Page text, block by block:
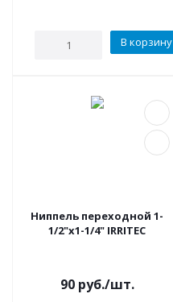
В корзину
Ниппель переходной 1-
1/2"x1-1/4" IRRITEC
90руб./шт.